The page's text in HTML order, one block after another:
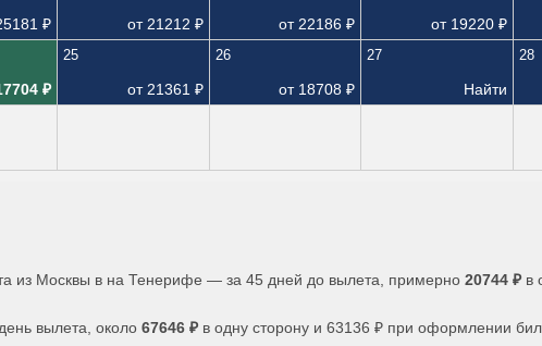
₽ от 21212 ₽ от 22186 ₽ от 19220 ₽
₽
25
от 21361 ₽
26
от 18708 ₽
27
Найти
28
из Москвы в на Тенерифе — за 45 дней до вылета, примерно 20744 ₽ в
вылета, около 67646 ₽ в одну сторону и 63136 ₽ при оформлении